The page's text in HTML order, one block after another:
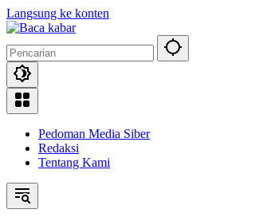
Langsung ke konten
Pedoman Media Siber
Redaksi
Tentang Kami